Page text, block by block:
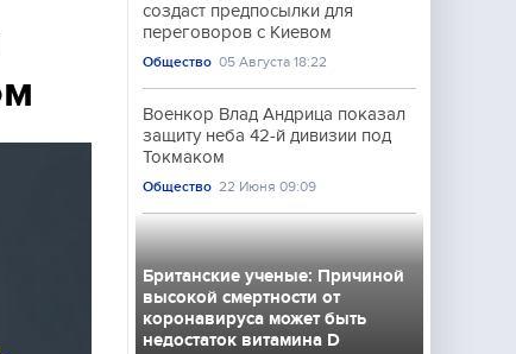
создаст предпосылки для
переговоров с Киевом
Общество 05 Августа 18:22
Военкор Влад Андрица показал
защиту неба 42-й дивизии под
Токмаком
Общество 22 Июня 09:09
Британские ученые: Причиной
высокой смертности от
коронавируса может быть
недостаток витамина D